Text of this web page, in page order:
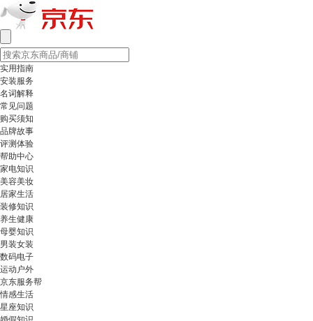
实用指南
安装服务
名词解释
常见问题
购买须知
品牌故事
评测体验
帮助中心
家电知识
美容美妆
居家生活
装修知识
养生健康
母婴知识
男装女装
数码电子
运动户外
京东服务帮
情感生活
星座知识